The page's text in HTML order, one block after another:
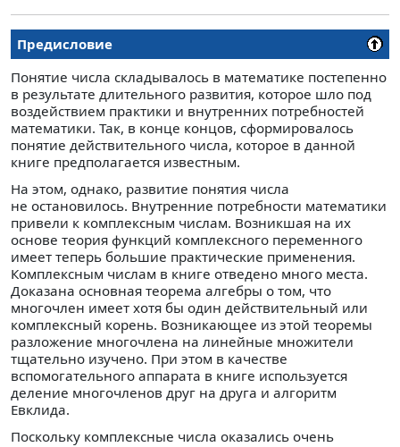
Предисловие
Понятие числа складывалось в математике постепенно
в результате длительного развития, которое шло под
воздействием практики и внутренних потребностей
математики. Так, в конце концов, сформировалось
понятие действительного числа, которое в данной
книге предполагается известным.
На этом, однако, развитие понятия числа
не остановилось. Внутренние потребности математики
привели к комплексным числам. Возникшая на их
основе теория функций комплексного переменного
имеет теперь большие практические применения.
Комплексным числам в книге отведено много места.
Доказана основная теорема алгебры о том, что
многочлен имеет хотя бы один действительный или
комплексный корень. Возникающее из этой теоремы
разложение многочлена на линейные множители
тщательно изучено. При этом в качестве
вспомогательного аппарата в книге используется
деление многочленов друг на друга и алгоритм
Евклида.
Поскольку комплексные числа оказались очень